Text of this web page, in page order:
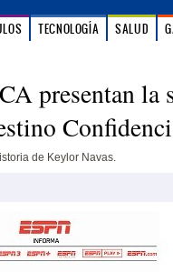
TECNOLOGÍA SALUD
presentan la
de Keylor Navas.